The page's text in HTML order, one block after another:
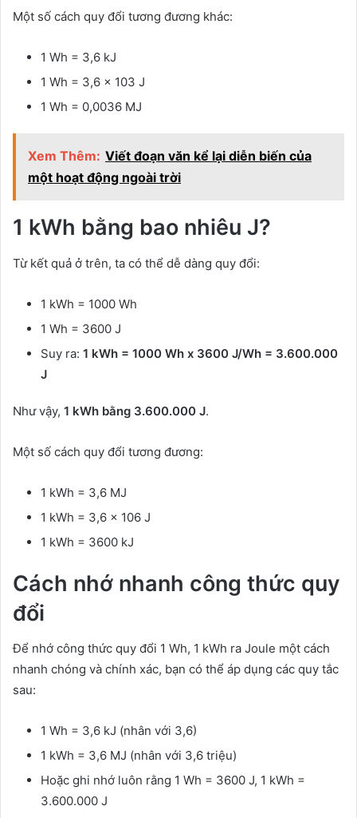
Một số cách quy đổi tương đương khác:
1 Wh = 3,6 kJ
1 Wh = 3,6 x 103 J
1 Wh = 0,0036 MJ
Xem Thêm: Viết đoạn văn kể lại diễn biến của
một hoạt động ngoài trời
1 kWh bằng bao nhiêu J?
Từ kết quả ở trên, ta có thể dễ dàng quy đổi:
1 kWh = 1000 Wh
1 Wh = 3600 J
Suy ra: 1 kWh = 1000 Wh x 3600 J/Wh = 3.600.000
J
Như vậy, 1 kWh bằng 3.600.000 J.
Một số cách quy đổi tương đương:
1 kWh = 3,6 MJ
1 kWh = 3,6 x 106 J
1 kWh = 3600 kJ
Cách nhớ nhanh công thức quy
đổi
Để nhớ công thức quy đổi 1 Wh, 1 kWh ra Joule một cách
nhanh chóng và chính xác, bạn có thể áp dụng các quy tắc
sau:
1 Wh = 3,6 kJ (nhân với 3,6)
1 kWh = 3,6 MJ (nhân với 3,6 triệu)
Hoặc ghi nhớ luôn rằng 1 Wh = 3600 J, 1 kWh =
3.600.000 J